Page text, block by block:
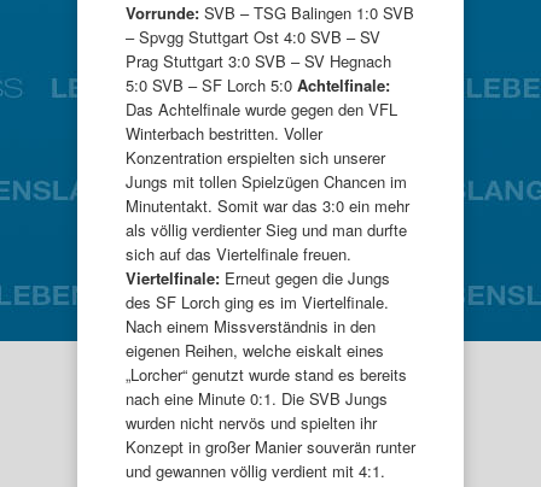
Vorrunde: SVB – TSG Balingen 1:0 SVB
– Spvgg Stuttgart Ost 4:0 SVB – SV
Prag Stuttgart 3:0 SVB – SV Hegnach
5:0 SVB – SF Lorch 5:0 Achtelfinale:
Das Achtelfinale wurde gegen den VFL
Winterbach bestritten. Voller
Konzentration erspielten sich unserer
Jungs mit tollen Spielzügen Chancen im
Minutentakt. Somit war das 3:0 ein mehr
als völlig verdienter Sieg und man durfte
sich auf das Viertelfinale freuen.
Viertelfinale: Erneut gegen die Jungs
des SF Lorch ging es im Viertelfinale.
Nach einem Missverständnis in den
eigenen Reihen, welche eiskalt eines
„Lorcher“ genutzt wurde stand es bereits
nach eine Minute 0:1. Die SVB Jungs
wurden nicht nervös und spielten ihr
Konzept in großer Manier souverän runter
und gewannen völlig verdient mit 4:1.